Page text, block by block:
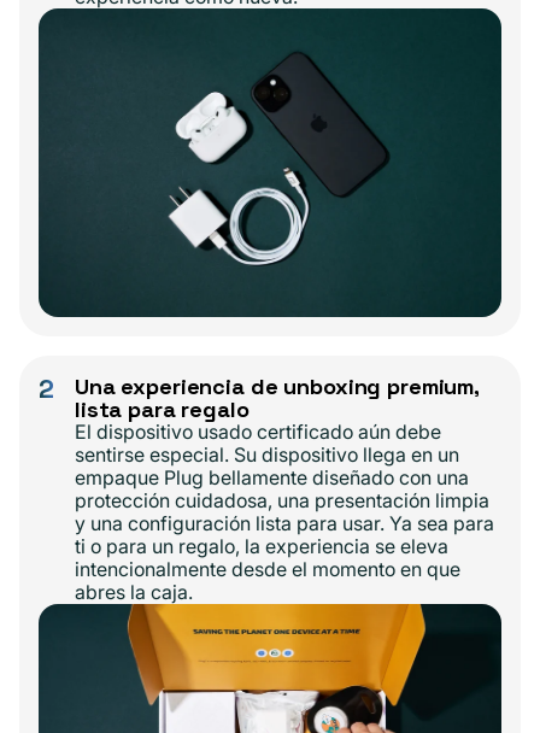
2
Una experiencia de unboxing premium,
lista para regalo
El dispositivo usado certificado aún debe
sentirse especial. Su dispositivo llega en un
empaque Plug bellamente diseñado con una
protección cuidadosa, una presentación limpia
y una configuración lista para usar. Ya sea para
ti o para un regalo, la experiencia se eleva
intencionalmente desde el momento en que
abres la caja.